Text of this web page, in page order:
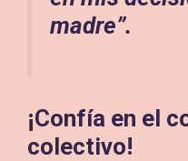
madre”.
¡Confía en el
colectivo!